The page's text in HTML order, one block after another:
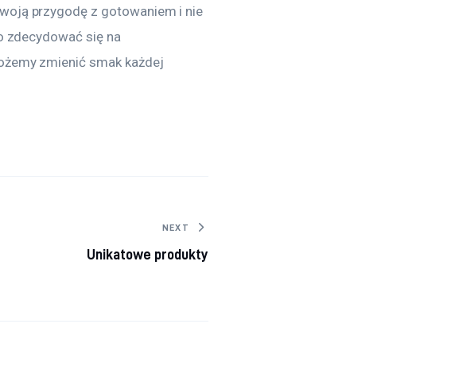
przygodę z gotowaniem i nie
zdecydować się na
zmienić smak każdej
NEXT
Unikatowe produkty